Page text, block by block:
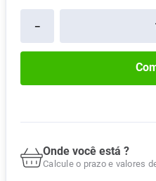
－
Onde você está ?
Calcule o prazo e valores